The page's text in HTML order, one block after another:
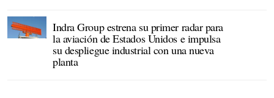
Indra Group estrena su primer radar para
la aviación de Estados Unidos e impulsa
su despliegue industrial con una nueva
planta